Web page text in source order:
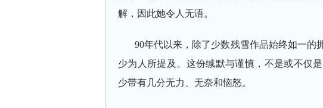
解，因此她令人无语。
90年代以来，除了少数残雪作品始终如一的
少为人所提及。这份缄默与谨慎，不是或不仅
少带有几分无力、无奈和恼怒。